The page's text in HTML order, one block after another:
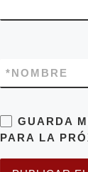
NOMBRE
*
GUARDA
PARA LA